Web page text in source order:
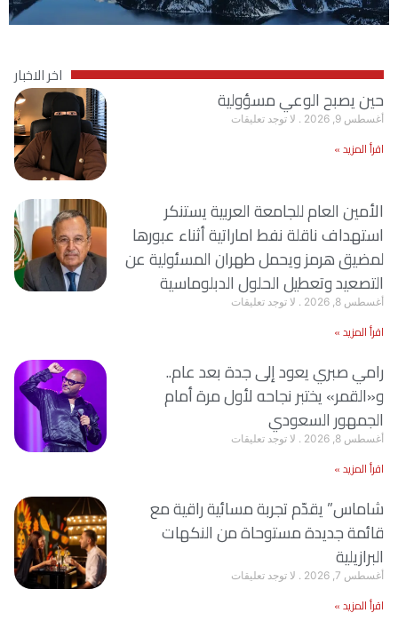
اخر الاخبار
حين يصبح الوعي مسؤولية
أغسطس 9, 2026 لا توجد تعليقات
اقرأ المزيد »
الأمين العام للجامعة العربية يستنكر
استهداف ناقلة نفط اماراتية أثناء عبورها
لمضيق هرمز ويحمل طهران المسئولية عن
التصعيد وتعطيل الحلول الدبلوماسية
أغسطس 8, 2026 لا توجد تعليقات
اقرأ المزيد »
رامي صبري يعود إلى جدة بعد عام..
و«القمر» يختبر نجاحه لأول مرة أمام
الجمهور السعودي
أغسطس 8, 2026 لا توجد تعليقات
اقرأ المزيد »
شاماس” يقدّم تجربة مسائية راقية مع
قائمة جديدة مستوحاة من النكهات
البرازيلية
أغسطس 7, 2026 لا توجد تعليقات
اقرأ المزيد »